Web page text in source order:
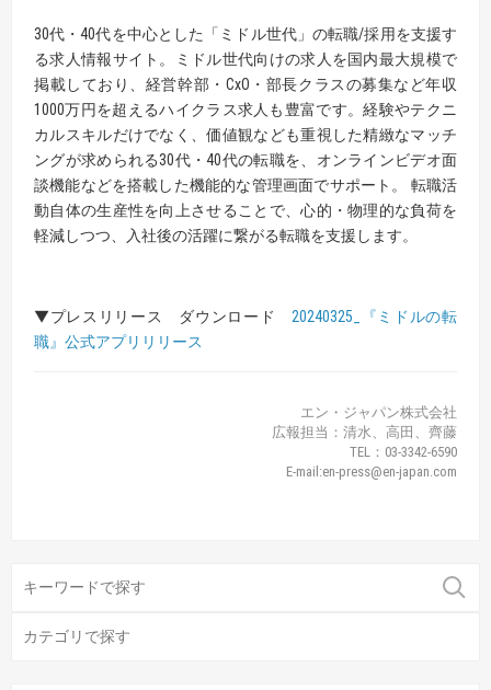
30代・40代を中心とした「ミドル世代」の転職/採用を支援す
る求人情報サイト。ミドル世代向けの求人を国内最大規模で
掲載しており、経営幹部・CxO・部長クラスの募集など年収
1000万円を超えるハイクラス求人も豊富です。経験やテクニ
カルスキルだけでなく、価値観なども重視した精緻なマッチ
ングが求められる30代・40代の転職を、オンラインビデオ面
談機能などを搭載した機能的な管理画面でサポート。 転職活
動自体の生産性を向上させることで、心的・物理的な負荷を
軽減しつつ、入社後の活躍に繋がる転職を支援します。
▼プレスリリース ダウンロード 20240325_『ミドルの転
職』公式アプリリリース
エン・ジャパン株式会社
広報担当：清水、高田、齊藤
TEL：03-3342-6590
E-mail:en-press@en-japan.com